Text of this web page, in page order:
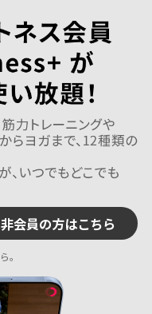
非会員の方はこちら
。